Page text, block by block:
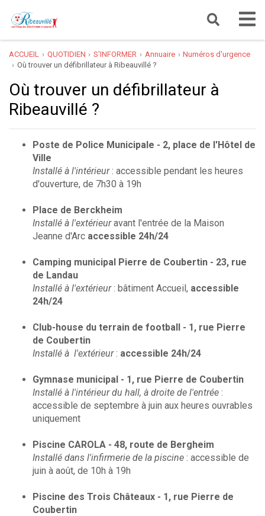
ACCUEIL QUOTIDIEN S'INFORMER Annuaire
Numéros d'urgence
Où trouver un défibrillateur à Ribeauvillé ?
Où trouver un défibrillateur à
Ribeauvillé ?
Poste de Police Municipale - 2, place de l'Hôtel de
Ville
Installé à l'intérieur: accessible pendant les heures
d'ouverture, de 7h30 à 19h
Place de Berckheim
Installé à l'extérieuravant l'entrée de la Maison
Jeanne d'Arc accessible 24h/24
Camping municipal Pierre de Coubertin - 23, rue
de Landau
Installé à l'extérieur: bâtiment Accueil, accessible
24h/24
Club-house du terrain de football - 1, rue Pierre
de Coubertin
Installé à l'extérieur: accessible 24h/24
Gymnase municipal - 1, rue Pierre de Coubertin
Installé à l'intérieur du hall, à droite de l'entrée :
accessible de septembre à juin aux heures ouvrables
uniquement
Piscine CAROLA - 48, route de Bergheim
Installé dans l'infirmerie de la piscine : accessible de
juin à août, de 10h à 19h
Piscine des Trois Châteaux - 1, rue Pierre de
Coubertin